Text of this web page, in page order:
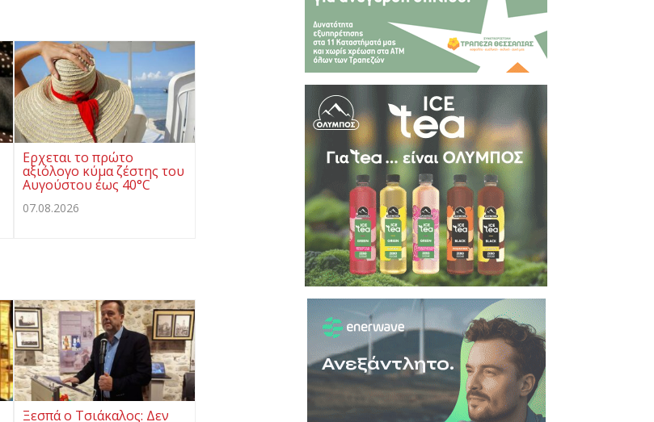
Ερχεται το πρώτο
αξιόλογο κύμα ζέστης του
Αυγούστου έως 40°C
07.08.2026
Ξεσπά ο Τσιάκαλος: Δεν